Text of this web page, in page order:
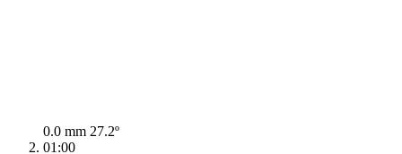
0.0 mm 27.2º
01:00